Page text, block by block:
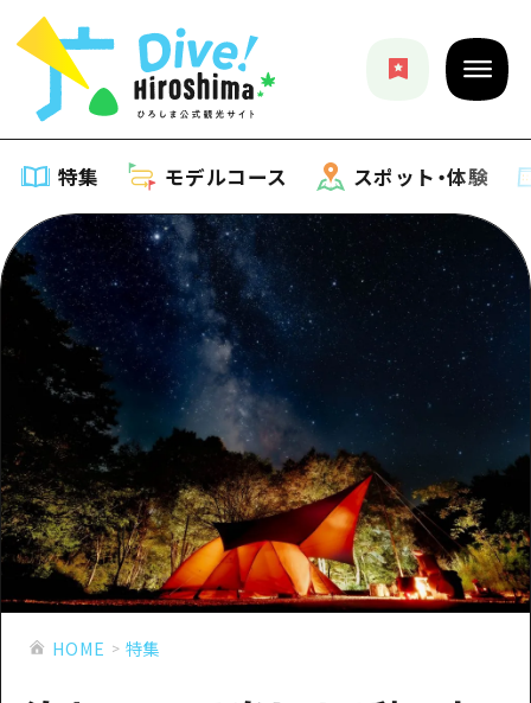
特集 モデルコース スポット・体験
特集
特集一覧
おすすめ
アート
イベント・祭り
グルメ・酒
サイクリング
ショッピング
スポーツ
モデルコース
モデルコース一覧
Dive! Hiroshima 公式ガイド
広島もしもトラベル
あたらしい非日常
広島市周辺
スポット・体験
スポット・体験一覧
広島市周辺
安芸
備後
備北
イベント
旬情報
お役立ち情報
HOME 特集